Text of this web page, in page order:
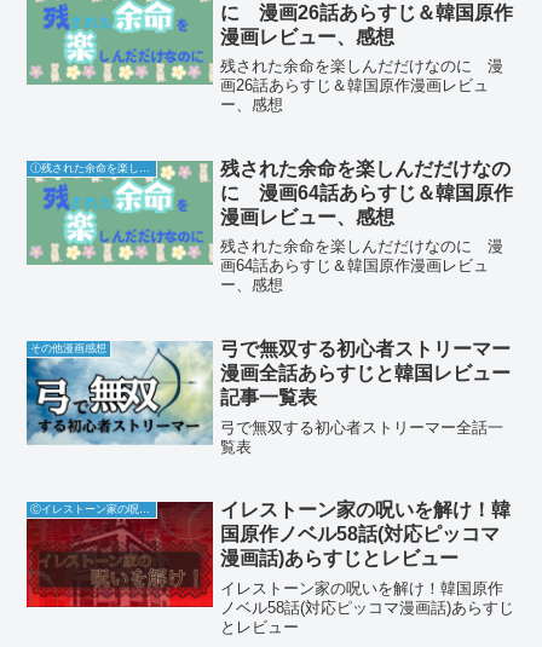
に 漫画26話あらすじ＆韓国原作
漫画レビュー、感想
残された余命を楽しんだだけなのに 漫
画26話あらすじ＆韓国原作漫画レビュ
ー、感想
残された余命を楽しんだだけなの
に 漫画64話あらすじ＆韓国原作
漫画レビュー、感想
残された余命を楽しんだだけなのに 漫
画64話あらすじ＆韓国原作漫画レビュ
ー、感想
その他漫画感想
弓で無双する初心者ストリーマー
漫画全話あらすじと韓国レビュー
記事一覧表
弓で無双する初心者ストリーマー全話一
覧表
Ⓒイレストーン家の呪いを解け
イレストーン家の呪いを解け！韓
国原作ノベル58話(対応ピッコマ
漫画話)あらすじとレビュー
イレストーン家の呪いを解け！韓国原作
ノベル58話(対応ピッコマ漫画話)あらすじ
とレビュー